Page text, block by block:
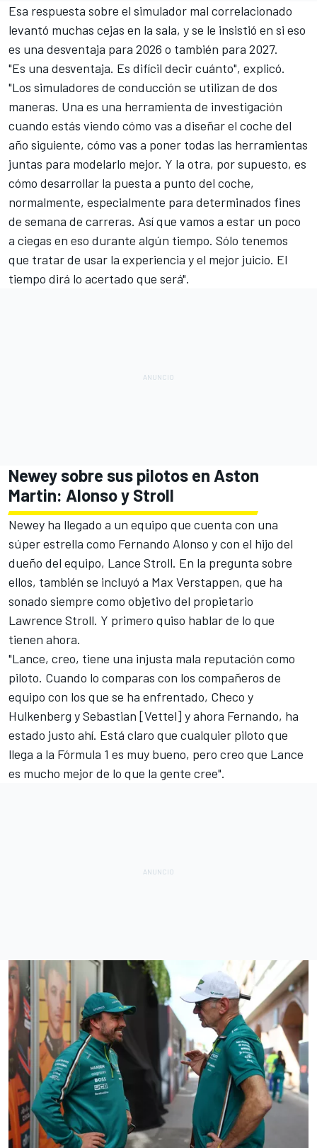
Esa respuesta sobre el simulador mal correlacionado
levantó muchas cejas en la sala, y se le insistió en si eso
es una desventaja para 2026 o también para 2027.
"Es una desventaja. Es difícil decir cuánto", explicó.
"Los simuladores de conducción se utilizan de dos
maneras. Una es una herramienta de investigación
cuando estás viendo cómo vas a diseñar el coche del
año siguiente, cómo vas a poner todas las herramientas
juntas para modelarlo mejor. Y la otra, por supuesto, es
cómo desarrollar la puesta a punto del coche,
normalmente, especialmente para determinados fines
de semana de carreras. Así que vamos a estar un poco
a ciegas en eso durante algún tiempo. Sólo tenemos
que tratar de usar la experiencia y el mejor juicio. El
tiempo dirá lo acertado que será".
Newey sobre sus pilotos en Aston
Martin: Alonso y Stroll
Newey ha llegado a un equipo que cuenta con una
súper estrella como Fernando Alonso y con el hijo del
dueño del equipo, Lance Stroll. En la pregunta sobre
ellos, también se incluyó a Max Verstappen, que ha
sonado siempre como objetivo del propietario
Lawrence Stroll. Y primero quiso hablar de lo que
tienen ahora.
"Lance, creo, tiene una injusta mala reputación como
piloto. Cuando lo comparas con los compañeros de
equipo con los que se ha enfrentado, Checo y
Hulkenberg y Sebastian [Vettel] y ahora Fernando, ha
estado justo ahí. Está claro que cualquier piloto que
llega a la Fórmula 1 es muy bueno, pero creo que Lance
es mucho mejor de lo que la gente cree".